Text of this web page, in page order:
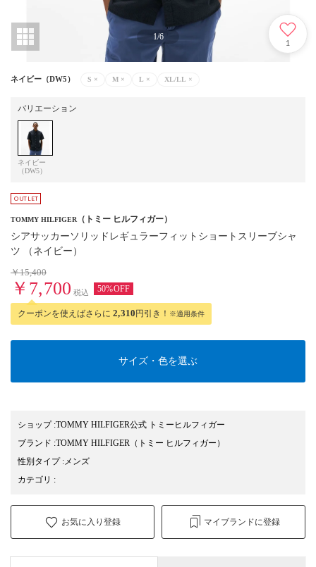
1/6
1
ネイビー（DW5） S × M × L × XL/LL ×
バリエーション
ネイビー
（DW5）
TOMMY HILFIGER （トミー ヒルフィガー）
シアサッカーソリッドレギュラーフィットショートスリーブシャ
ツ （ネイビー）
￥15,400
￥7,700 税込 50%OFF
クーポンを使えばさらに 2,310円引き！ ※適用条件
サイズ・色を選ぶ
ショップ:TOMMY HILFIGER公式 トミーヒルフィガー
ブランド :TOMMY HILFIGER （トミー ヒルフィガー）
性別タイプ: メンズ
カテゴリ :
お気に入り登録 マイブランドに登録